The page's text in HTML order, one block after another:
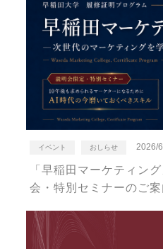
イベント おしらせ 2026/
「早稲田マーケティン
会・特別セミナーのご